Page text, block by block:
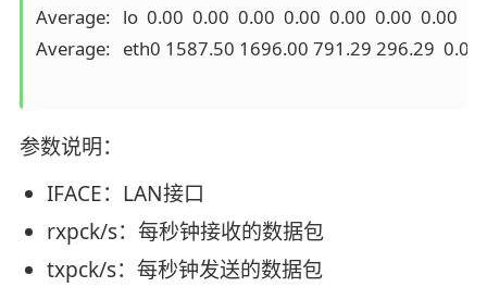
Average:   lo  0.00  0.00  0.00  0.00  0.00  0.00  0.00
Average:   eth0 1587.50 1696.00 791.29 296.29  0.00
参数说明：
IFACE：LAN接口
rxpck/s：每秒钟接收的数据包
txpck/s：每秒钟发送的数据包